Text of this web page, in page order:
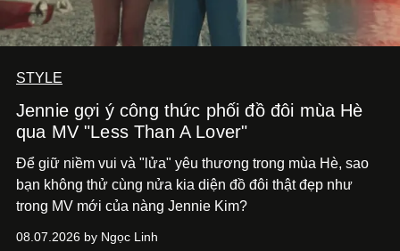
STYLE
Jennie gợi ý công thức phối đồ đôi mùa Hè
qua MV "Less Than A Lover"
Để giữ niềm vui và "lửa" yêu thương trong mùa Hè, sao
bạn không thử cùng nửa kia diện đồ đôi thật đẹp như
trong MV mới của nàng Jennie Kim?
08.07.2026 by Ngọc Linh